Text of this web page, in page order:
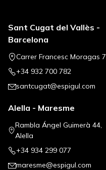
Sant Cugat del Vallès -
Barcelona
Carrer Francesc Moragas 7
+34 932 700 782
santcugat@espigul.com
Alella - Maresme
Rambla Ángel Guimerà 44,
Alella
+34 934 299 077
maresme@espigul.com